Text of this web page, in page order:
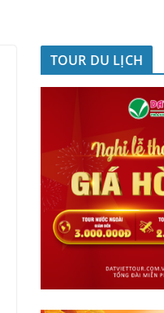
TOUR DU LỊCH